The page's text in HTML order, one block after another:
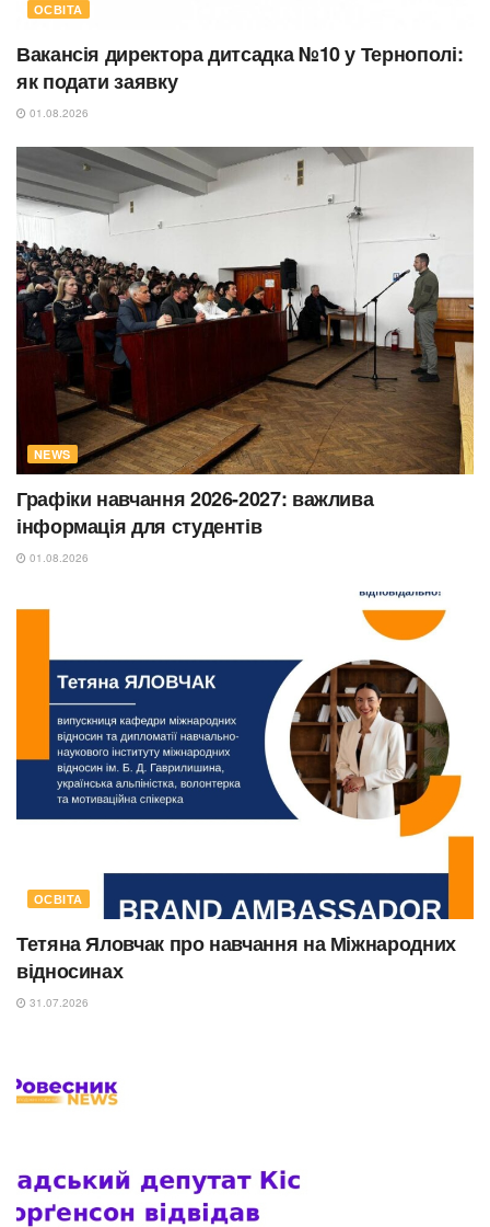
ОСВІТА
Вакансія директора дитсадка №10 у Тернополі:
як подати заявку
01.08.2026
NEWS
Графіки навчання 2026-2027: важлива
інформація для студентів
01.08.2026
ОСВІТА
Тетяна Яловчак про навчання на Міжнародних
відносинах
31.07.2026